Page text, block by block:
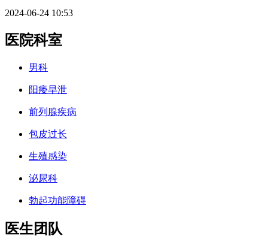
2024-06-24 10:53
医院科室
男科
阳痿早泄
前列腺疾病
包皮过长
生殖感染
泌尿科
勃起功能障碍
医生团队